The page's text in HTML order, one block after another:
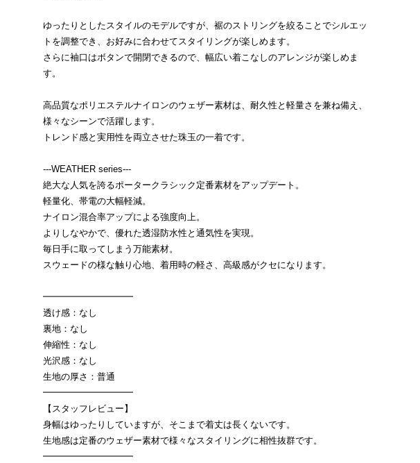
ゆったりとしたスタイルのモデルですが、裾のストリングを絞ることでシルエッ
トを調整でき、お好みに合わせてスタイリングが楽しめます。
さらに袖口はボタンで開閉できるので、幅広い着こなしのアレンジが楽しめま
す。
高品質なポリエステルナイロンのウェザー素材は、耐久性と軽量さを兼ね備え、
様々なシーンで活躍します。
トレンド感と実用性を両立させた珠玉の一着です。
---WEATHER series---
絶大な人気を誇るポータークラシック定番素材をアップデート。
軽量化、帯電の大幅軽減。
ナイロン混合率アップによる強度向上。
よりしなやかで、優れた透湿防水性と通気性を実現。
毎日手に取ってしまう万能素材。
スウェードの様な触り心地、着用時の軽さ、高級感がクセになります。
━━━━━━━━━━
透け感：なし
裏地：なし
伸縮性：なし
光沢感：なし
生地の厚さ：普通
━━━━━━━━━━
【スタッフレビュー】
身幅はゆったりしていますが、そこまで着丈は長くないです。
生地感は定番のウェザー素材で様々なスタイリングに相性抜群です。
━━━━━━━━━━